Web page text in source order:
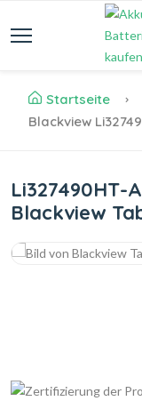
Startseite
Blackview
Li327490HT-
Blackview